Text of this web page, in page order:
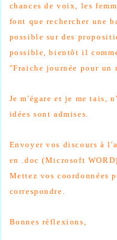
chances de voix, les
font que rechercher une
possible sur des
possible, bientôt il
"Fraiche journée pour un
Je m'égare et je me tais,
idées sont admises.
Envoyer vos discours à
en .doc (Microsoft
Mettez vos coordonnées
correspondre.
Bonnes réflexions,